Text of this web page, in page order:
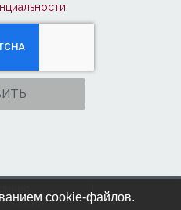
cookie-файлов.